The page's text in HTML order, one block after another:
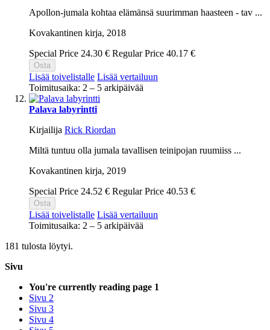
Apollon-jumala kohtaa elämänsä suurimman haasteen - tav ...
Kovakantinen kirja, 2018
Special Price 24.30 € Regular Price 40.17 €
Osta
Lisää toivelistalle Lisää vertailuun
Toimitusaika: 2 – 5 arkipäivää
Palava labyrintti
Kirjailija Rick Riordan
Miltä tuntuu olla jumala tavallisen teinipojan ruumiiss ...
Kovakantinen kirja, 2019
Special Price 24.52 € Regular Price 40.53 €
Osta
Lisää toivelistalle Lisää vertailuun
Toimitusaika: 2 – 5 arkipäivää
181 tulosta löytyi.
Sivu
You're currently reading page 1
Sivu 2
Sivu 3
Sivu 4